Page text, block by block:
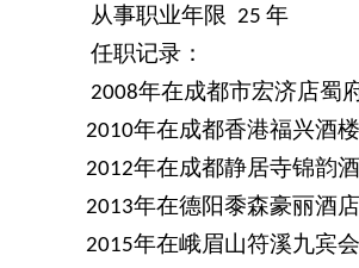
从事职业年限 25 年
任职记录 ：
2008年在成都市宏济店蜀
2010年在成都香港福兴酒楼
2012年在成都静居寺锦韵
2013年在德阳黍森豪丽酒
2015年在峨眉山符溪九宾